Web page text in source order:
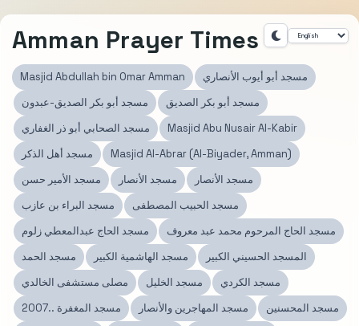
Amman Prayer Times
Masjid Abdullah bin Omar Amman
مسجد أبو أيوب الأنصاري
مسجد أبو بكر الصديق-عبدون
مسجد أبو بكر الصديق
مسجد الصحابي أبو ذر الغفاري
Masjid Abu Nusair Al-Kabir
مسجد أهل الذكر
Masjid Al-Abrar (Al-Biyader, Amman)
مسجد الأمير حسن
مسجد الأنصار
مسجد الأنصار
مسجد البراء بن عازب
مسجد الحبيب المصطفى
مسجد الحاج عبدالمعطي زلوم
مسجد الحاج المرحوم محمد عبد معروف
مسجد الحمد
مسجد الهاشمية الكبير
المسجد الحسيني الكبير
مصلى مستشفى الخالدي
مسجد الخليل
مسجد الكردي
مسجد المغفرة ..2007
مسجد المهاجرين والأنصار
مسجد المحسنين